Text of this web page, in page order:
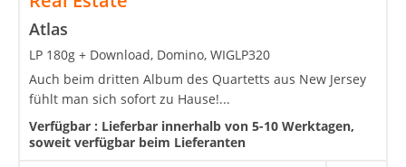
Atlas
LP 180g + Download, Domino, WIGLP320
Auch beim dritten Album des Quartetts aus New Jersey
fühlt man sich sofort zu Hause!...
Verfügbar : Lieferbar innerhalb von 5-10 Werktagen,
soweit verfügbar beim Lieferanten